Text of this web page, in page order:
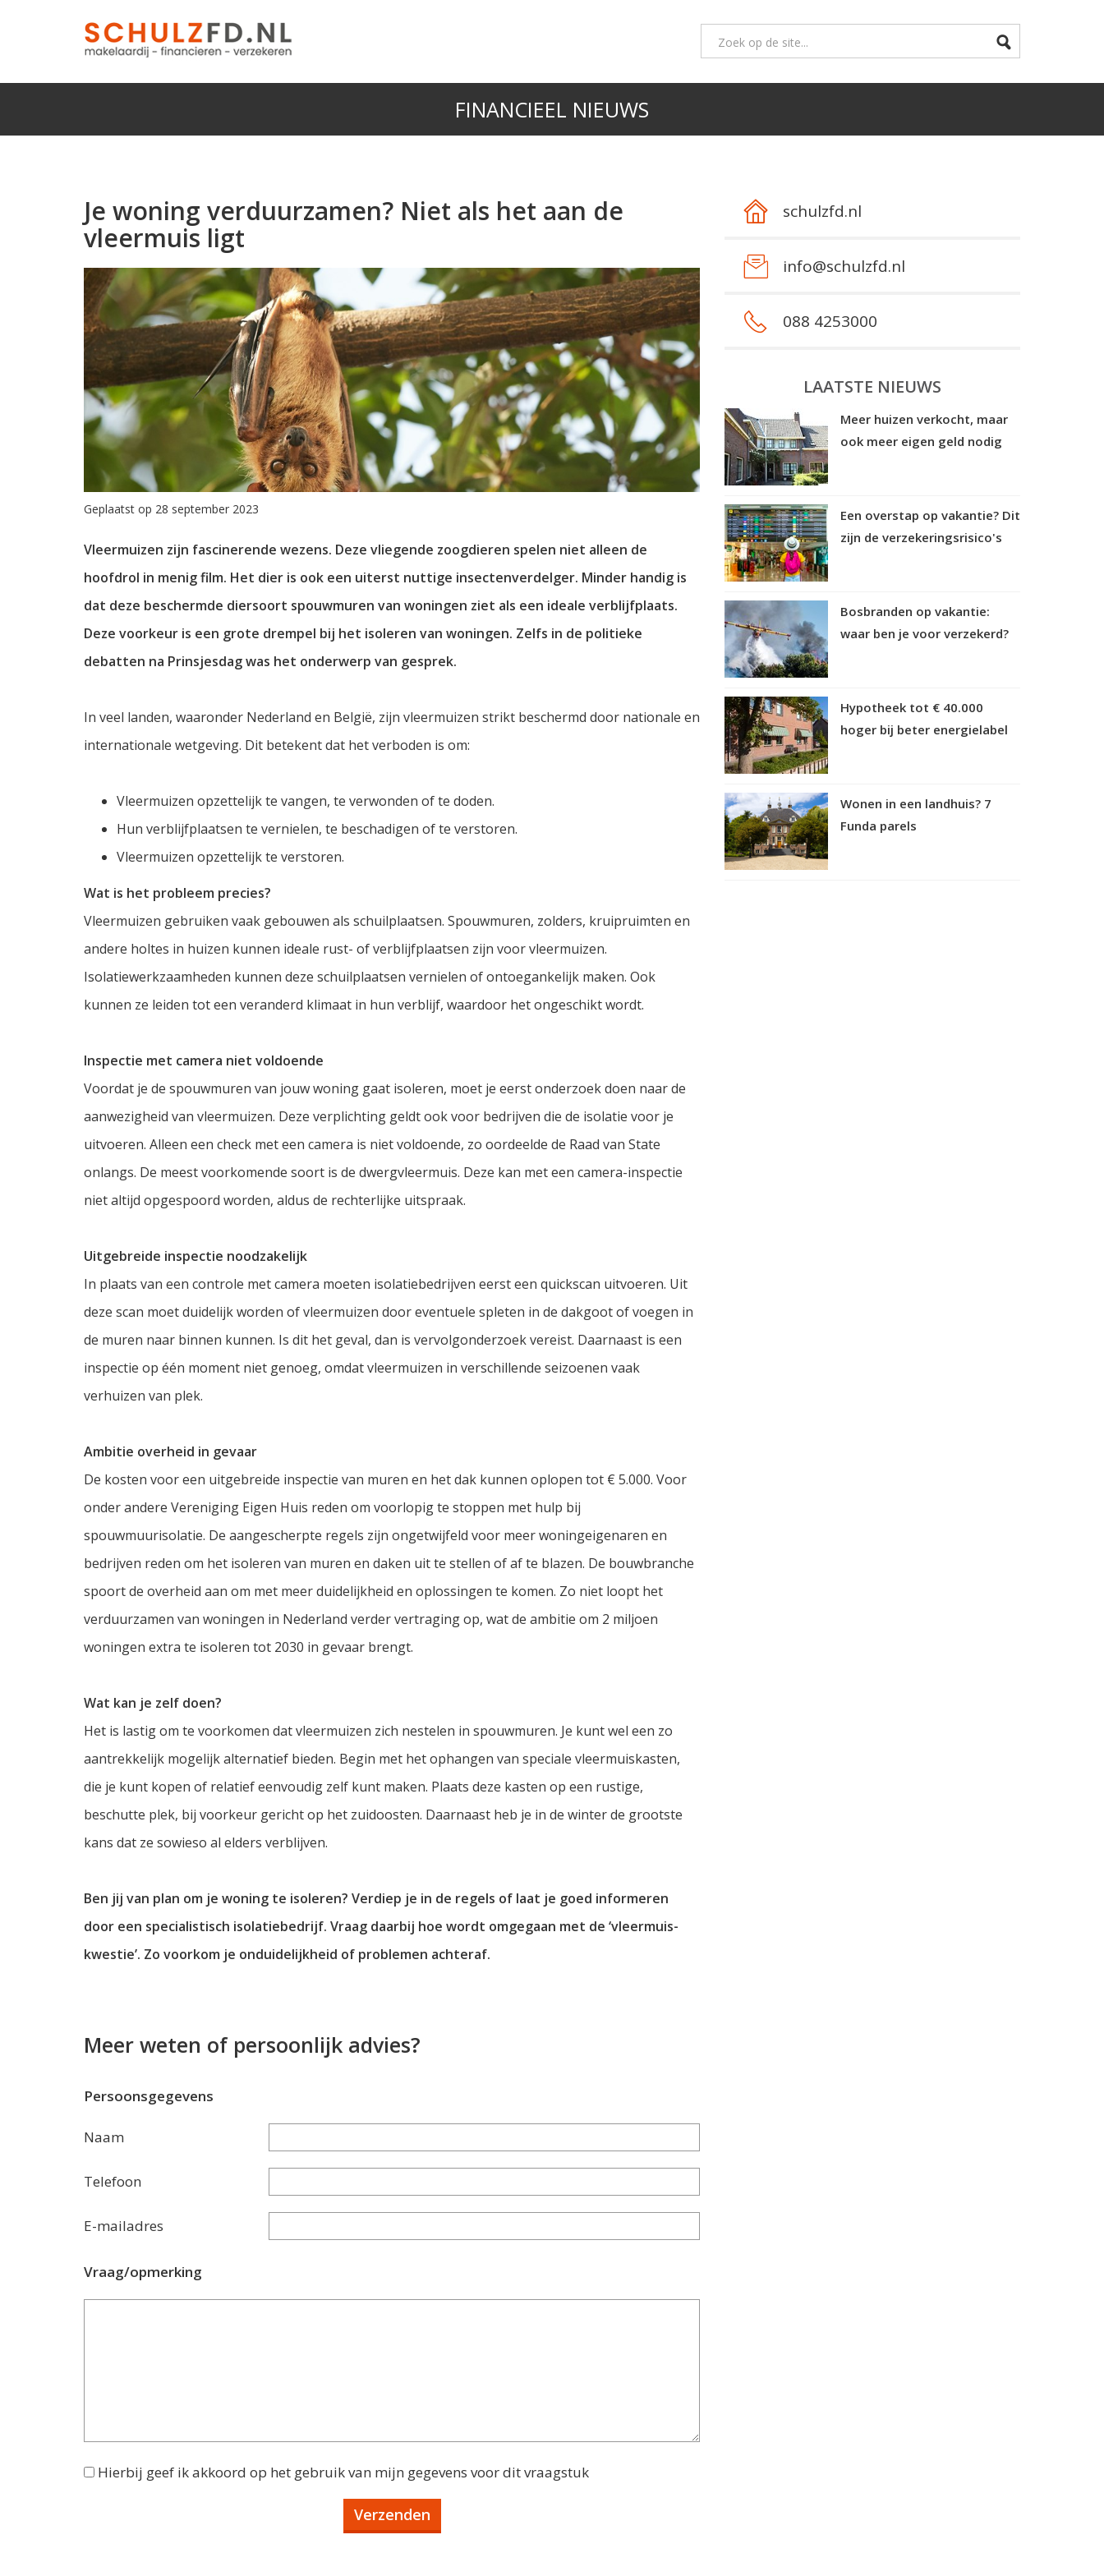
FINANCIEEL NIEUWS
Je woning verduurzamen? Niet als het aan de
vleermuis ligt
Geplaatst op 28 september 2023
Vleermuizen zijn fascinerende wezens. Deze vliegende zoogdieren spelen niet alleen de
hoofdrol in menig film. Het dier is ook een uiterst nuttige insectenverdelger. Minder handig is
dat deze beschermde diersoort spouwmuren van woningen ziet als een ideale verblijfplaats.
Deze voorkeur is een grote drempel bij het isoleren van woningen. Zelfs in de politieke
debatten na Prinsjesdag was het onderwerp van gesprek.
In veel landen, waaronder Nederland en België, zijn vleermuizen strikt beschermd door nationale en
internationale wetgeving. Dit betekent dat het verboden is om:
Vleermuizen opzettelijk te vangen, te verwonden of te doden.
Hun verblijfplaatsen te vernielen, te beschadigen of te verstoren.
Vleermuizen opzettelijk te verstoren.
Wat is het probleem precies?
Vleermuizen gebruiken vaak gebouwen als schuilplaatsen. Spouwmuren, zolders, kruipruimten en
andere holtes in huizen kunnen ideale rust- of verblijfplaatsen zijn voor vleermuizen.
Isolatiewerkzaamheden kunnen deze schuilplaatsen vernielen of ontoegankelijk maken. Ook
kunnen ze leiden tot een veranderd klimaat in hun verblijf, waardoor het ongeschikt wordt.
Inspectie met camera niet voldoende
Voordat je de spouwmuren van jouw woning gaat isoleren, moet je eerst onderzoek doen naar de
aanwezigheid van vleermuizen. Deze verplichting geldt ook voor bedrijven die de isolatie voor je
uitvoeren. Alleen een check met een camera is niet voldoende, zo oordeelde de Raad van State
onlangs. De meest voorkomende soort is de dwergvleermuis. Deze kan met een camera-inspectie
niet altijd opgespoord worden, aldus de rechterlijke uitspraak.
Uitgebreide inspectie noodzakelijk
In plaats van een controle met camera moeten isolatiebedrijven eerst een quickscan uitvoeren. Uit
deze scan moet duidelijk worden of vleermuizen door eventuele spleten in de dakgoot of voegen in
de muren naar binnen kunnen. Is dit het geval, dan is vervolgonderzoek vereist. Daarnaast is een
inspectie op één moment niet genoeg, omdat vleermuizen in verschillende seizoenen vaak
verhuizen van plek.
Ambitie overheid in gevaar
De kosten voor een uitgebreide inspectie van muren en het dak kunnen oplopen tot € 5.000. Voor
onder andere Vereniging Eigen Huis reden om voorlopig te stoppen met hulp bij
spouwmuurisolatie. De aangescherpte regels zijn ongetwijfeld voor meer woningeigenaren en
bedrijven reden om het isoleren van muren en daken uit te stellen of af te blazen. De bouwbranche
spoort de overheid aan om met meer duidelijkheid en oplossingen te komen. Zo niet loopt het
verduurzamen van woningen in Nederland verder vertraging op, wat de ambitie om 2 miljoen
woningen extra te isoleren tot 2030 in gevaar brengt.
Wat kan je zelf doen?
Het is lastig om te voorkomen dat vleermuizen zich nestelen in spouwmuren. Je kunt wel een zo
aantrekkelijk mogelijk alternatief bieden. Begin met het ophangen van speciale vleermuiskasten,
die je kunt kopen of relatief eenvoudig zelf kunt maken. Plaats deze kasten op een rustige,
beschutte plek, bij voorkeur gericht op het zuidoosten. Daarnaast heb je in de winter de grootste
kans dat ze sowieso al elders verblijven.
Ben jij van plan om je woning te isoleren? Verdiep je in de regels of laat je goed informeren
door een specialistisch isolatiebedrijf. Vraag daarbij hoe wordt omgegaan met de ‘vleermuis-
kwestie’. Zo voorkom je onduidelijkheid of problemen achteraf.
Meer weten of persoonlijk advies?
Persoonsgegevens
Naam
Telefoon
E-mailadres
Vraag/opmerking
Hierbij geef ik akkoord op het gebruik van mijn gegevens voor dit vraagstuk
schulzfd.nl
info@schulzfd.nl
088 4253000
LAATSTE NIEUWS
Meer huizen verkocht, maar
ook meer eigen geld nodig
Een overstap op vakantie? Dit
zijn de verzekeringsrisico's
Bosbranden op vakantie:
waar ben je voor verzekerd?
Hypotheek tot € 40.000
hoger bij beter energielabel
Wonen in een landhuis? 7
Funda parels